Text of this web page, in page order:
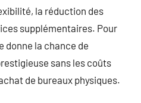
la réduction des
supplémentaires. Pour
donne la chance de
sans les coûts
de bureaux physiques.